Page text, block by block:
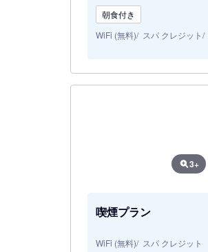
朝食付き
WiFi (無料)
スパ クレジット
3+
喫煙プラン
WiFi (無料) スパ クレジット